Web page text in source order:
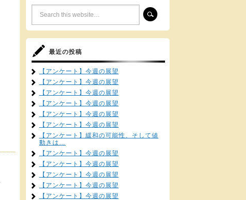
最近の投稿
【アンケート】今週の展望
【アンケート】今週の展望
【アンケート】今週の展望
【アンケート】今週の展望
【アンケート】今週の展望
【アンケート】今週の展望
【アンケート】緩和の可能性、そして値
動きは…
【アンケート】今週の展望
【アンケート】今週の展望
【アンケート】今週の展望
【アンケート】今週の展望
【アンケート】今週の展望